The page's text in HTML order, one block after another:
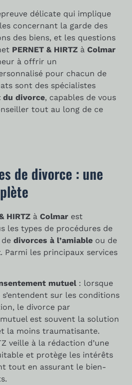
délicate qui implique
concernant la garde des
des biens, et les questions
PERNET & HIRTZ à Colmar
à offrir un
pour chacun de
sont des spécialistes
divorce, capables de vous
tout au long de ce
de divorce : une
HIRTZ à Colmar est
les types de procédures de
de divorces à l’amiable ou de
. Parmi les principaux services
mutuel : lorsque
sur les conditions
le divorce par
est souvent la solution
la moins traumatisante.
veille à la rédaction d’une
et protège les intérêts
tout en assurant le bien-